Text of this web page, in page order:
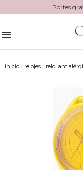
Portes
inicio relojes reloj